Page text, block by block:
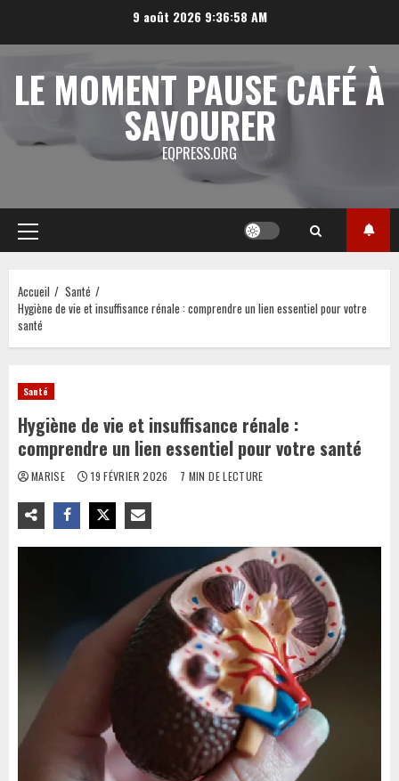
9 août 2026 9:36:59 AM
LE MOMENT PAUSE CAFÉ À
SAVOURER
EQPRESS.ORG
Menu
principal
Accueil
Santé
Hygiène de vie et insuffisance rénale : comprendre un lien essentiel pour votre
santé
Santé
Hygiène de vie et insuffisance rénale :
comprendre un lien essentiel pour votre santé
MARISE 19 FÉVRIER 2026 7 MIN DE LECTURE